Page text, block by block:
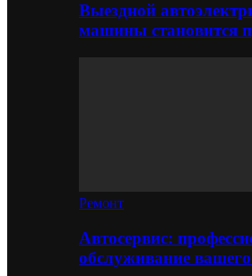
Выездной
машины становится
Ремонт
Автосервис:
обслуживание